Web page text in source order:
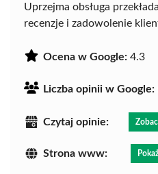
Uprzejma obsługa
recenzje i zadowolenie
Ocena w Google: 4.3
Liczba opinii w Google:
Czytaj opinie:
Strona www: